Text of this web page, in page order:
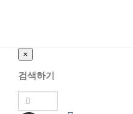
×
검색하기